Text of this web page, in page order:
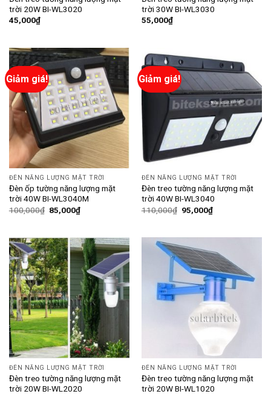
trời 20W BI-WL3020
45,000₫
trời 30W BI-WL3030
55,000₫
Giảm giá!
ĐÈN NĂNG LƯỢNG MẶT TRỜI
Đèn ốp tường năng lượng mặt
trời 40W BI-WL3040M
100,000₫ 85,000₫
Giảm giá!
ĐÈN NĂNG LƯỢNG MẶT TRỜI
Đèn treo tường năng lượng mặt
trời 40W BI-WL3040
110,000₫ 95,000₫
ĐÈN NĂNG LƯỢNG MẶT TRỜI
Đèn treo tường năng lượng mặt
trời 20W BI-WL2020
ĐÈN NĂNG LƯỢNG MẶT TRỜI
Đèn treo tường năng lượng mặt
trời 20W BI-WL1020